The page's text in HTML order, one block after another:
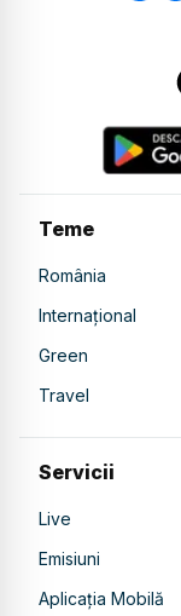
Teme
România
Internațional
Green
Travel
Servicii
Live
Emisiuni
Aplicația Mobilă